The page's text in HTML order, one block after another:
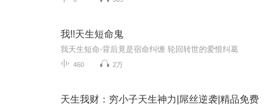
我!!天生短命鬼
我天生短命-背后竟是宿命纠缠 轮回转世的爱恨纠葛
460 2万
天生我财：穷小子天生神力|屌丝逆袭|精品免费